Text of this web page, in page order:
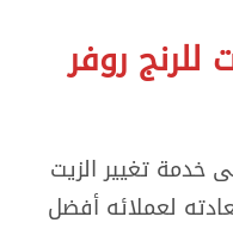
روفر
خدمة تغيير الزيت
لعملائه أفضل